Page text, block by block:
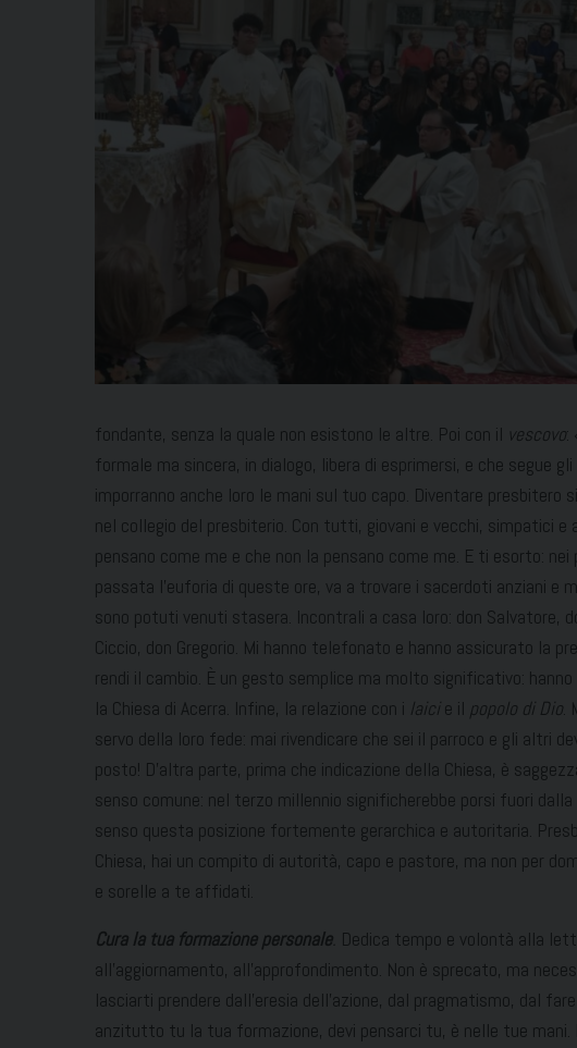
fondante, senza la quale non esistono le altre. Poi con il vescovo: «
formale ma sincera, in dialogo, libera di esprimersi, e che segue
imporranno anche loro le mani sul tuo capo. Diventare presbitero
nel collegio del presbiterio. Con tutti, giovani e vecchi, simpatici e
pensano come me e che non la pensano come me. E ti esorto: nei
passata l’euforia di queste ore, va a trovare i sacerdoti anziani e
sono potuti venuti stasera. Incontrali a casa loro: don Salvatore,
Ciccio, don Gregorio. Mi hanno telefonato e hanno assicurato la
rendi il cambio. È un gesto semplice ma molto significativo:
la Chiesa di Acerra. Infine, la relazione con i laici e il popolo di Dio.
servo della loro fede: mai rivendicare che sei il parroco e gli altri
posto! D’altra parte, prima che indicazione della Chiesa, è
senso comune: nel terzo millennio significherebbe porsi fuori
senso questa posizione fortemente gerarchica e autoritaria.
Chiesa, hai un compito di autorità, capo e pastore, ma non per
e sorelle a te affidati.
Cura la tua formazione personale. Dedica tempo e volontà alla
all’aggiornamento, all’approfondimento. Non è sprecato, ma
lasciarti prendere dall’eresia dell’azione, dal pragmatismo, dal
anzitutto tu la tua formazione, devi pensarci tu, è nelle tue mani.